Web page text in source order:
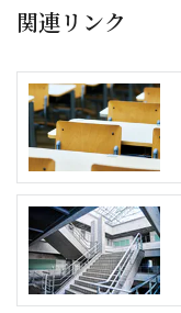
関連リンク